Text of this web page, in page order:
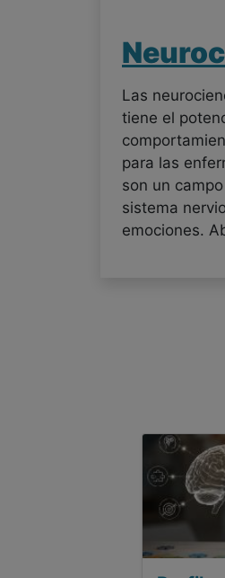
Las
tiene el
para las
son un
sistema
emociones.